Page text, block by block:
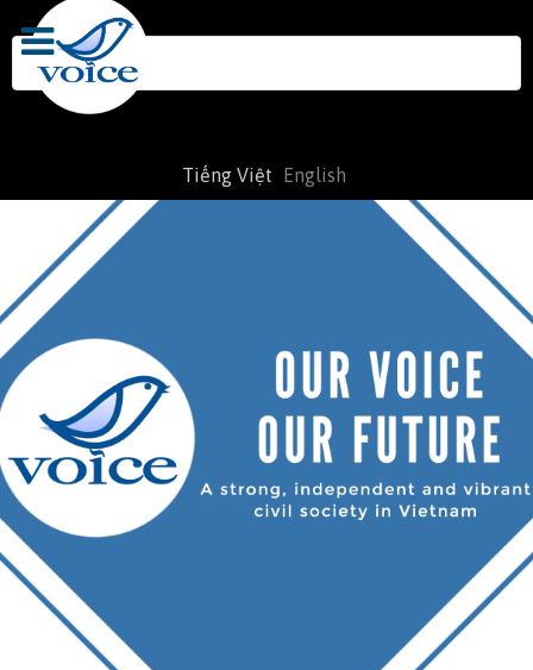
Search
for:
Tiếng Việt English